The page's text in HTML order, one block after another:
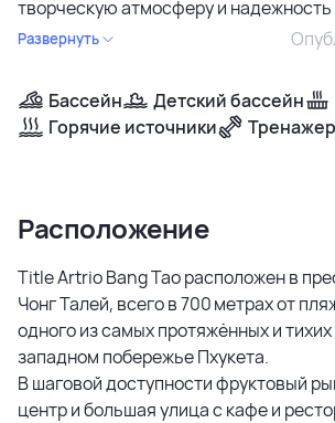
творческую атмосферу и
Развернуть
Бассейн Детский бассейн
Горячие источники
Расположение
Title Artrio Bang Tao расположен в
Чонг Талей, всего в 700 метрах от
одного из самых протяжённых и
западном побережье Пхукета.
В шаговой доступности фруктовый
центр и большая улица с кафе и